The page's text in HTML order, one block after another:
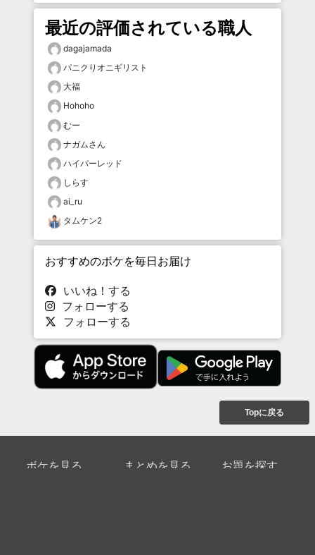
最近の評価されている職人
dagajamada
パニクりオニギリスト
大福
Hohoho
むー
ナガムさん
ハイパーレッド
しらす
ai_ru
タムケン2
おすすめのボケを毎日お届け
いいね！する
フォローする
フォローする
Topに戻る
ボケを見る まとめを見る お題を探す